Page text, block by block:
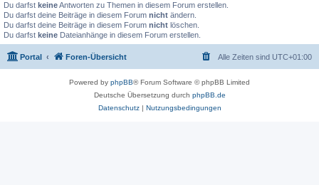
Du darfst keineAntworten zu Themen in diesem Forum erstellen.
Du darfst deine Beiträge in diesem Forum nicht ändern.
Du darfst deine Beiträge in diesem Forum nicht löschen.
Du darfst keine Dateianhänge in diesem Forum erstellen.
Portal Foren-Übersicht Alle Zeiten sind UTC+01:00
Powered by phpBB® Forum Software © phpBB Limited
Deutsche Übersetzung durch phpBB.de
Datenschutz| Nutzungsbedingungen